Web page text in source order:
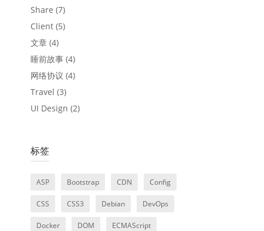
Share (7)
Client(5)
文章(4)
睡前故事(4)
网络协议 (4)
Travel (3)
UI Design (2)
标签
ASP Bootstrap CDN Config
CSS CSS3 Debian DevOps
Docker DOM ECMAScript